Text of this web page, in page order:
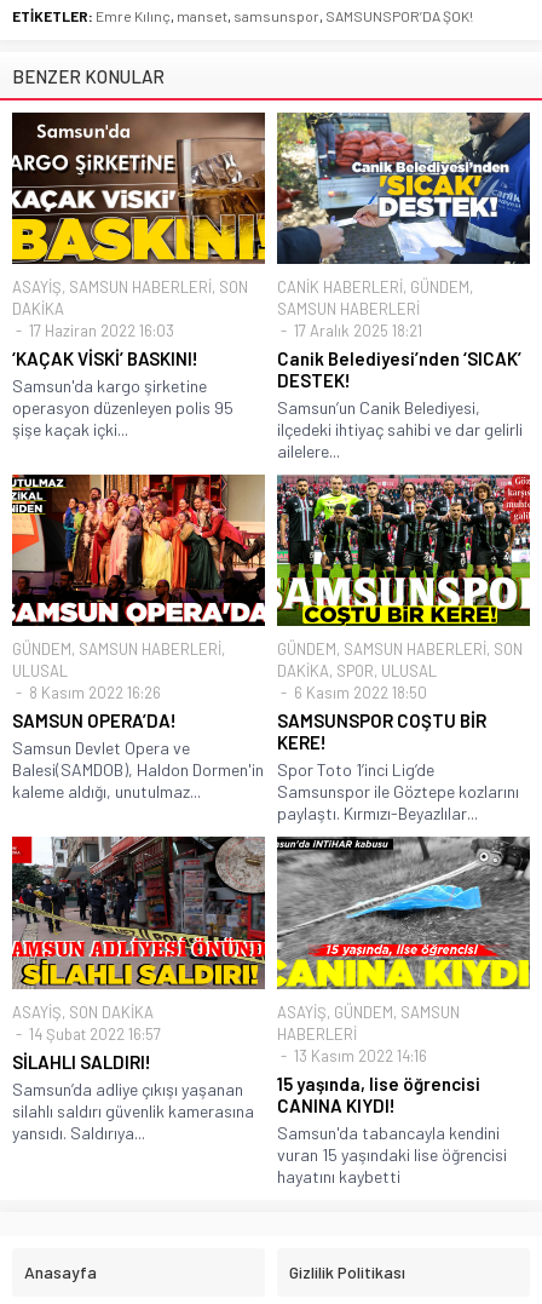
ETİKETLER: Emre Kılınç manset samsunspor SAMSUNSPOR’DA ŞOK!
BENZER KONULAR
ASAYİŞ, SAMSUN HABERLERİ, SON
DAKİKA
17 Haziran 2022 16:03
‘KAÇAK VİSKİ’ BASKINI!
Samsun'da kargo şirketine
operasyon düzenleyen polis 95
şişe kaçak içki...
CANİK HABERLERİ, GÜNDEM,
SAMSUN HABERLERİ
17 Aralık 2025 18:21
Canik Belediyesi’nden ‘SICAK’
DESTEK!
Samsun’un Canik Belediyesi,
ilçedeki ihtiyaç sahibi ve dar gelirli
ailelere...
GÜNDEM, SAMSUN HABERLERİ,
ULUSAL
8 Kasım 2022 16:26
SAMSUN OPERA’DA!
Samsun Devlet Opera ve
Balesi(SAMDOB), Haldon Dormen'in
kaleme aldığı, unutulmaz...
GÜNDEM, SAMSUN HABERLERİ, SON
DAKİKA, SPOR, ULUSAL
6 Kasım 2022 18:50
SAMSUNSPOR COŞTU BİR
KERE!
Spor Toto 1’inci Lig’de
Samsunspor ile Göztepe kozlarını
paylaştı. Kırmızı-Beyazlılar...
ASAYİŞ, SON DAKİKA
14 Şubat 2022 16:57
SİLAHLI SALDIRI!
Samsun’da adliye çıkışı yaşanan
silahlı saldırı güvenlik kamerasına
yansıdı. Saldırıya...
ASAYİŞ, GÜNDEM, SAMSUN
HABERLERİ
13 Kasım 2022 14:16
15 yaşında, lise öğrencisi
CANINA KIYDI!
Samsun'da tabancayla kendini
vuran 15 yaşındaki lise öğrencisi
hayatını kaybetti
Anasayfa Gizlilik Politikası